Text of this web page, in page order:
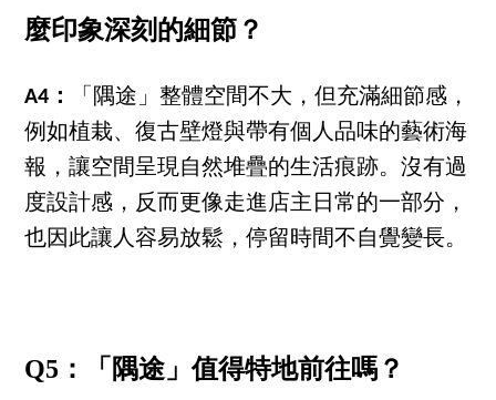
麼印象深刻的細節？
A4：
「隅途」整體空間不大，但充滿細節感，
例如植栽、復古壁燈與帶有個人品味的藝術海
報，讓空間呈現自然堆疊的生活痕跡。沒有過
度設計感，反而更像走進店主日常的一部分，
也因此讓人容易放鬆，停留時間不自覺變長。
Q5：「隅途」值得特地前往嗎？